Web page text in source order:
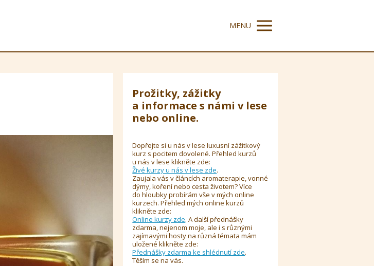
MENU
Prožitky, zážitky
a informace s námi v lese
nebo online.
Dopřejte si u nás v lese luxusní zážitkový
kurz s pocitem dovolené. Přehled kurzů
u nás v lese klikněte zde:
Živé kurzy u nás v lese zde.
Zaujala vás v článcích aromaterapie, vonné
dýmy, koření nebo cesta životem? Více
do hloubky probírám vše v mých online
kurzech. Přehled mých online kurzů
klikněte zde:
Online kurzy zde. A další přednášky
zdarma, nejenom moje, ale i s různými
zajímavými hosty na různá témata mám
uložené klikněte zde:
Přednášky zdarma ke shlédnutí zde.
Těším se na vás.